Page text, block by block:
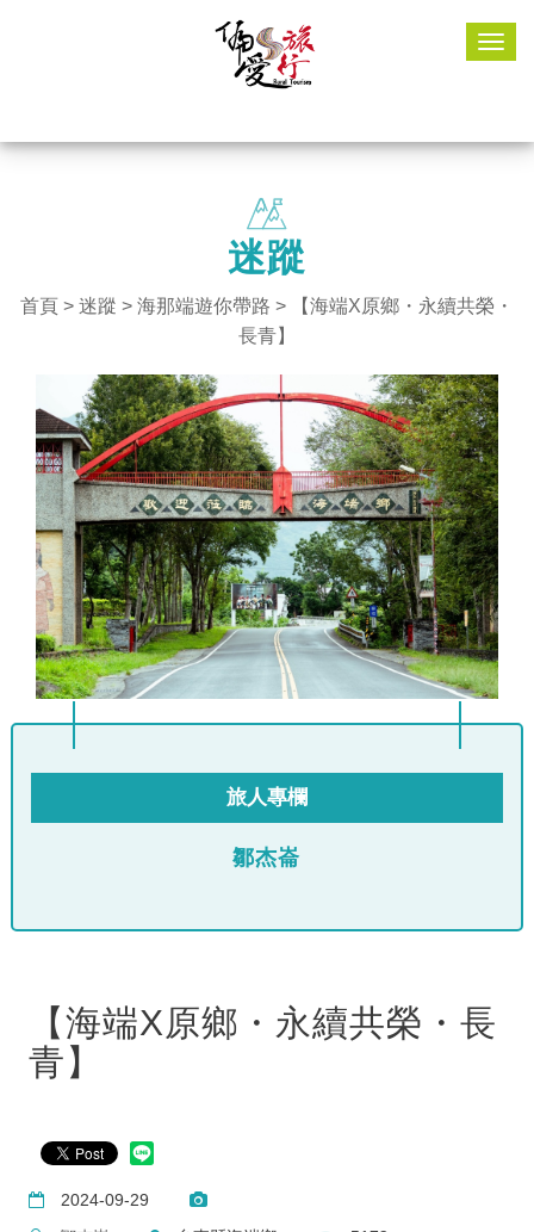
迷蹤
首頁 > 迷蹤 > 海那端遊你帶路 > 【海端X原鄉・永續共榮・
長青】
旅人專欄
鄒杰崙
【海端X原鄉・永續共榮・長
青】
2024-09-29